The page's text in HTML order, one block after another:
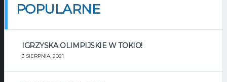
POPULARNE
IGRZYSKA OLIMPIJSKIE W TOKIO!
3 SIERPNIA, 2021